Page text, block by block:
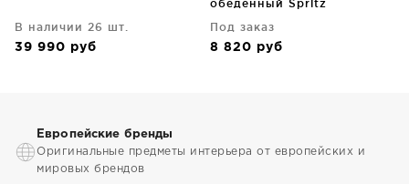
В наличии 26 шт.
39 990 руб
обеденный Spritz
Под заказ
8 820 руб
Европейские бренды
Оригинальные предметы интерьера от европейских и
мировых брендов